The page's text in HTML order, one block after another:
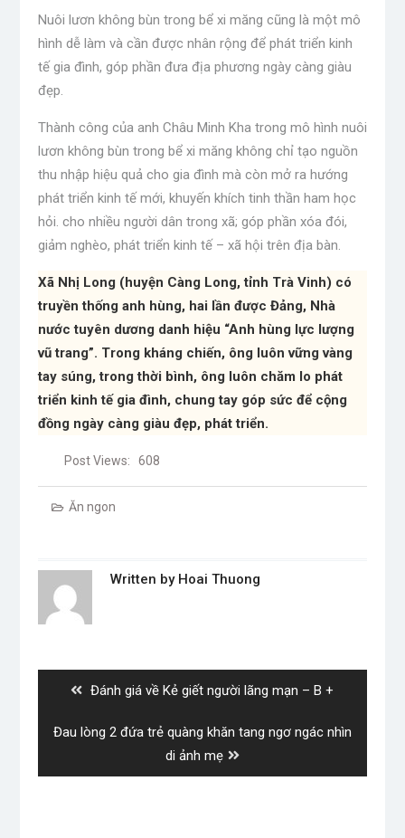
Nuôi lươn không bùn trong bể xi măng cũng là một mô
hình dễ làm và cần được nhân rộng để phát triển kinh
tế gia đình, góp phần đưa địa phương ngày càng giàu
đẹp.
Thành công của anh Châu Minh Kha trong mô hình nuôi
lươn không bùn trong bể xi măng không chỉ tạo nguồn
thu nhập hiệu quả cho gia đình mà còn mở ra hướng
phát triển kinh tế mới, khuyến khích tinh thần ham học
hỏi. cho nhiều người dân trong xã; góp phần xóa đói,
giảm nghèo, phát triển kinh tế – xã hội trên địa bàn.
Xã Nhị Long (huyện Càng Long, tỉnh Trà Vinh) có
truyền thống anh hùng, hai lần được Đảng, Nhà
nước tuyên dương danh hiệu “Anh hùng lực lượng
vũ trang”. Trong kháng chiến, ông luôn vững vàng
tay súng, trong thời bình, ông luôn chăm lo phát
triển kinh tế gia đình, chung tay góp sức để cộng
đồng ngày càng giàu đẹp, phát triển.
Post Views: 608
Ăn ngon
Written by Hoai Thuong
Previous
Đánh giá về Kẻ giết người lãng mạn – B +
Next
Đau lòng 2 đứa trẻ quàng khăn tang ngơ ngác nhìn
di ảnh mẹ